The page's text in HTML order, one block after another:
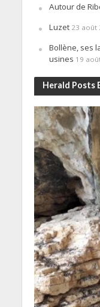
Autour de
Luzet 23 août
Bollène, ses
usines 19
Herald Posts